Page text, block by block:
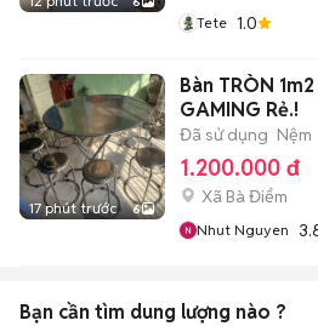
Tete 1.0
17 phút trước 6
Bàn TRÒN
GAMING Rẻ.!
Đã sử dụng Nệm
1.200.000 đ
Xã Bà Điểm
Nhut Nguyen
Bạn cần tìm dung lượng nào ?